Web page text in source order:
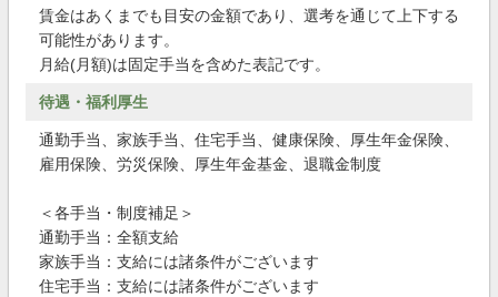
賃金はあくまでも目安の金額であり、選考を通じて上下する
可能性があります。
月給(月額)は固定手当を含めた表記です。
待遇・福利厚生
通勤手当、家族手当、住宅手当、健康保険、厚生年金保険、
雇用保険、労災保険、厚生年金基金、退職金制度
＜各手当・制度補足＞
通勤手当：全額支給
家族手当：支給には諸条件がございます
住宅手当：支給には諸条件がございます